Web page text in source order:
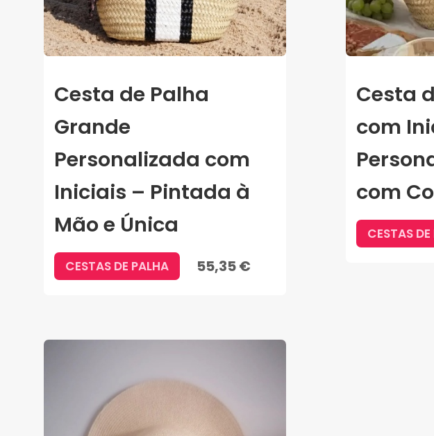
Cesta de Palha
Grande
Personalizada com
Iniciais – Pintada à
Mão e Única
CESTAS DE PALHA 55,35 €
Cesta
com
com
CESTAS